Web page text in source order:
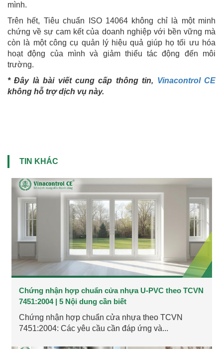
mình.
Trên hết, Tiêu chuẩn ISO 14064 không chỉ là một minh
chứng về sự cam kết của doanh nghiệp với bền vững mà
còn là một công cụ quản lý hiệu quả giúp họ tối ưu hóa
hoạt động của mình và giảm thiểu tác động đến môi
trường.
* Đây là bài viết cung cấp thông tin, Vinacontrol CE
không hỗ trợ dịch vụ này.
TIN KHÁC
Chứng nhận hợp chuẩn cửa nhựa U-PVC theo TCVN
7451:2004 | 5 Nội dung cần biết
Chứng nhận hợp chuẩn cửa nhựa theo TCVN
7451:2004: Các yêu cầu cần đáp ứng và...